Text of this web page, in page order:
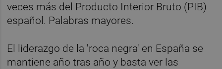
veces más del Producto Interior Bruto (PIB)
español. Palabras mayores.
El liderazgo de la 'roca negra' en España se
mantiene año tras año y basta ver las